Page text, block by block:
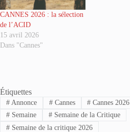
CANNES 2026 : la sélection
de l’ACID
15 avril 2026
Dans "Cannes"
Étiquettes
#Annonce #Cannes # Cannes 2026
#Semaine #Semaine de la Critique
#Semaine de la critique 2026